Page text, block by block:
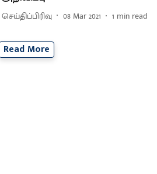
செய்திப்பிரிவு 08 Mar 2021 1 min read
Read More